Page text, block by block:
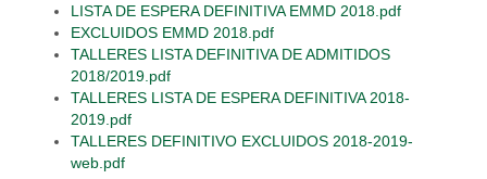
LISTA DE ESPERA DEFINITIVA EMMD 2018.pdf
EXCLUIDOS EMMD 2018.pdf
TALLERES LISTA DEFINITIVA DE ADMITIDOS
2018/2019.pdf
TALLERES LISTA DE ESPERA DEFINITIVA 2018-
2019.pdf
TALLERES DEFINITIVO EXCLUIDOS 2018-2019-
web.pdf